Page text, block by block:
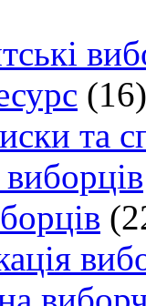
(16)
та